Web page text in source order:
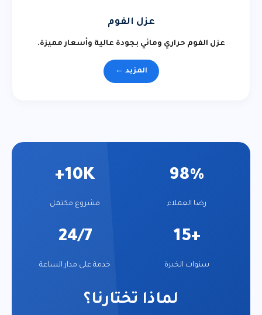
عزل الفوم
عزل الفوم حراري ومائي بجودة عالية وأسعار مميزة.
المزيد ←
98%
رضا العملاء
10K+
مشروع مكتمل
+15
سنوات الخبرة
24/7
خدمة على مدار الساعة
لماذا تختارنا؟